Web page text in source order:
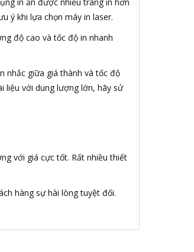
ý khi lựa chọn máy in laser.
độ cao và tốc độ in nhanh
nhắc giữa giá thành và tốc độ
liệu với dung lượng lớn, hãy sử
với giá cực tốt. Rất nhiều thiết
hàng sự hài lòng tuyệt đối.